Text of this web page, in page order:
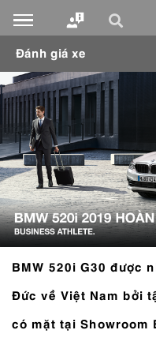
Đánh giá xe
BMW 520i G30 được
Đức về Việt Nam bởi
có mặt tại Showroom